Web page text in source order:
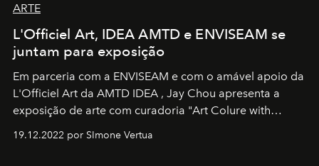
ARTE
L'Officiel Art, IDEA AMTD e ENVISEAM se
juntam para exposição
Em parceria com a ENVISEAM e com o amável apoio da
L'Officiel Art da AMTD IDEA , Jay Chou apresenta a
exposição de arte com curadoria "Art Colure with
19.12.2022 por SImone Vertua